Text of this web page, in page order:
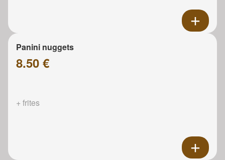
Panini nuggets
8.50 €
+ frites